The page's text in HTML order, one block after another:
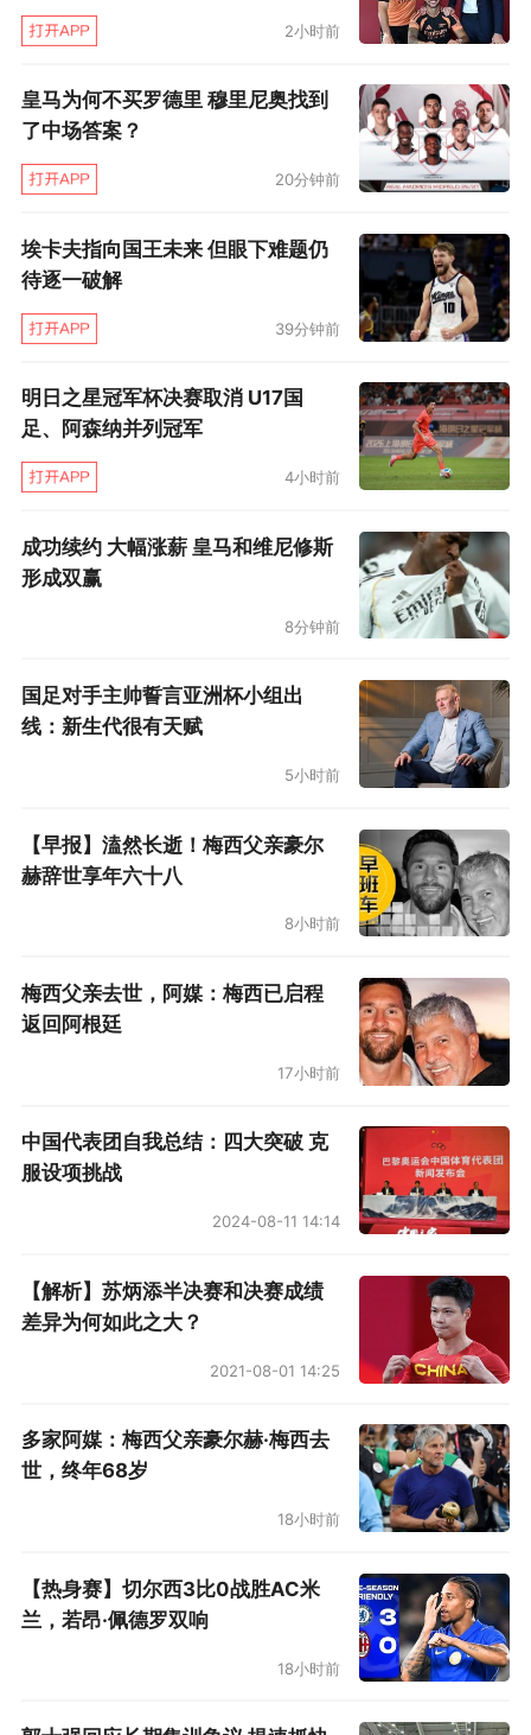
2小时前
皇马为何不买罗德里 穆里尼奥找到
了中场答案？
20分钟前
埃卡夫指向国王未来 但眼下难题仍
待逐一破解
39分钟前
明日之星冠军杯决赛取消 U17国
足、阿森纳并列冠军
4小时前
成功续约 大幅涨薪 皇马和维尼修斯
形成双赢
8分钟前
国足对手主帅誓言亚洲杯小组出
线：新生代很有天赋
5小时前
【早报】溘然长逝！梅西父亲豪尔
赫辞世享年六十八
8小时前
梅西父亲去世，阿媒：梅西已启程
返回阿根廷
17小时前
中国代表团自我总结：四大突破 克
服设项挑战
2024-08-11 14:14
【解析】苏炳添半决赛和决赛成绩
差异为何如此之大？
2021-08-01 14:25
多家阿媒：梅西父亲豪尔赫·梅西去
世，终年68岁
18小时前
【热身赛】切尔西3比0战胜AC米
兰，若昂·佩德罗双响
18小时前